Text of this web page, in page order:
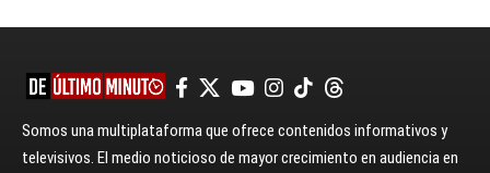
Somos una multiplataforma que ofrece contenidos informativos y
televisivos. El medio noticioso de mayor crecimiento en audiencia en